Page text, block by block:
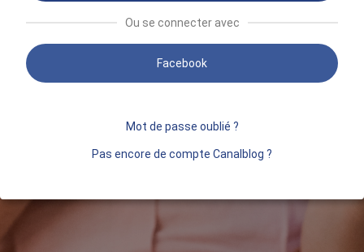
Ou se connecter avec
Facebook
Mot de passe oublié ?
Pas encore de compte Canalblog ?